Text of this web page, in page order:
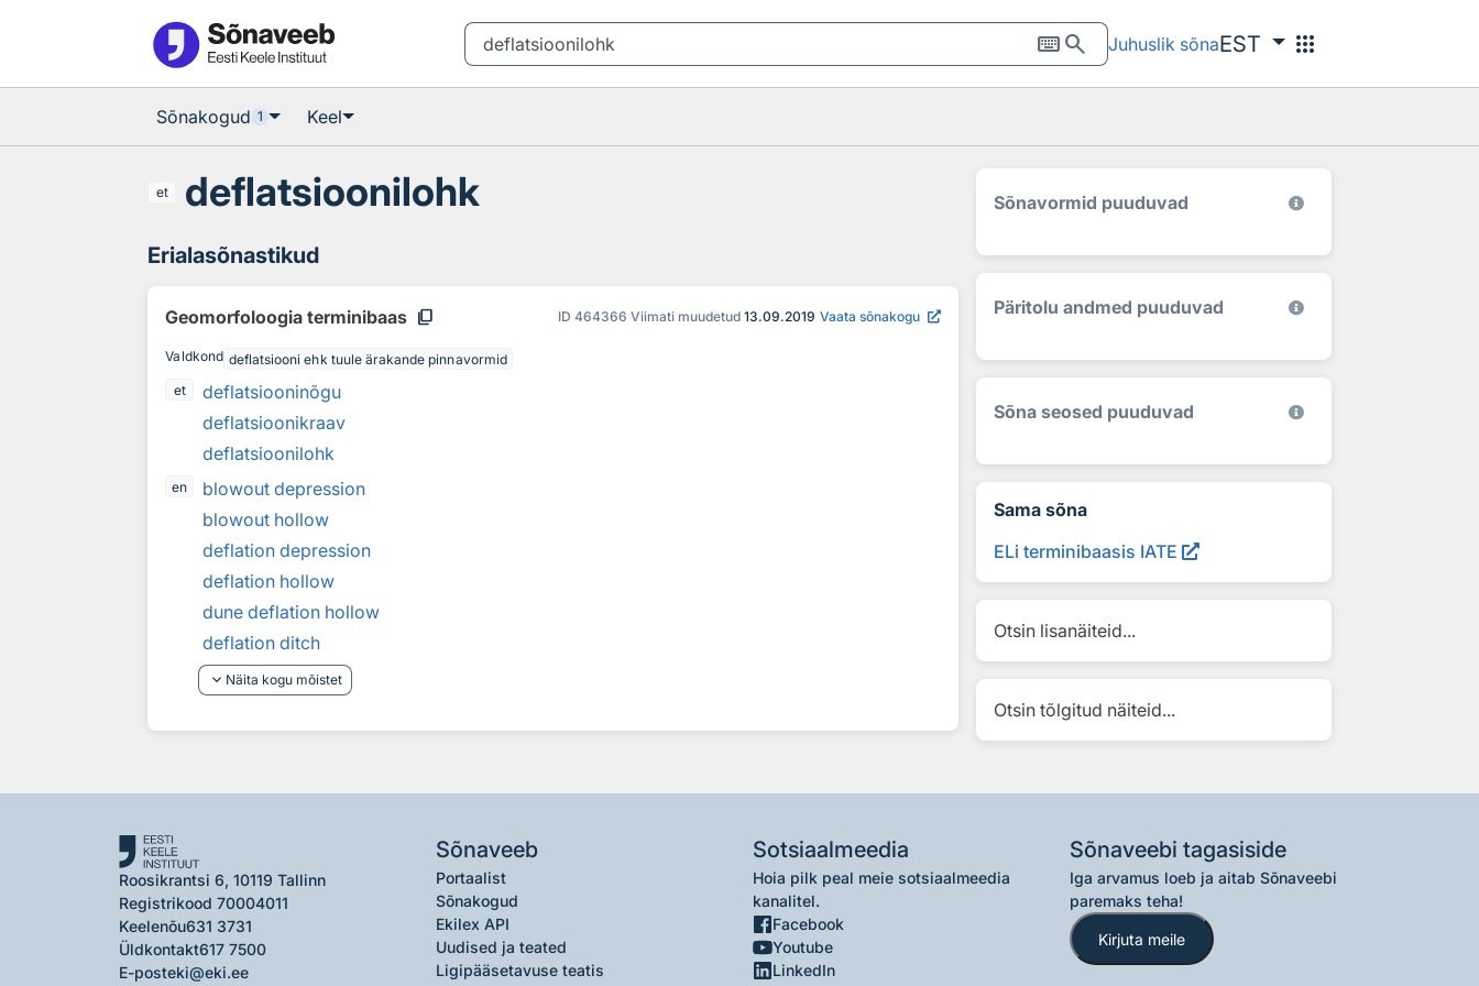
keyboardsearch Juhuslik sõnaEST apps
Sõnakogud 1 Keel
et deflatsioonilohk
Erialasõnastikud
Geomorfoloogia terminibaas content_copy ID 464366 Viimati muudetud 13.09.2019 Vaata sõnakogu
Valdkond deflatsiooni ehk tuule ärakande pinnavormid
et
deflatsiooninõgu
deflatsioonikraav
deflatsioonilohk
en
blowout depression
blowout hollow
deflation depression
deflation hollow
dune deflation hollow
deflation ditch
keyboard_arrow_down Näita kogu mõistet
Sõnavormid puuduvad
Päritolu andmed puuduvad
Sõna seosed puuduvad
Sama sõna
ELi terminibaasis IATE
Otsin lisanäiteid...
Otsin tõlgitud näiteid...
Roosikrantsi 6, 10119 Tallinn
Registrikood 70004011
Keelenõu631 3731
Üldkontakt617 7500
E-posteki@eki.ee
Sõnaveeb
Portaalist
Sõnakogud
Ekilex API
Uudised ja teated
Ligipääsetavuse teatis
Sotsiaalmeedia
Hoia pilk peal meie sotsiaalmeedia
kanalitel.
Facebook
Youtube
LinkedIn
Sõnaveebi tagasiside
Iga arvamus loeb ja aitab Sõnaveebi
paremaks teha!
Kirjuta meile